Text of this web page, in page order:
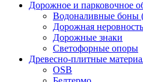
Дорожное и парковочное
Водоналивные боны
Дорожная неровность
Дорожные знаки
Светофорные опоры
Древесно-плитные
OSB